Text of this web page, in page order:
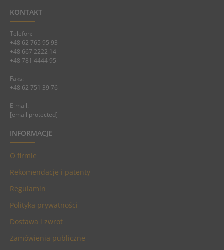
KONTAKT
Telefon:
+48 62 765 95 93
+48 667 2222 14
+48 781 4444 95
Faks:
+48 62 751 39 76
E-mail:
[email protected]
INFORMACJE
O firmie
Rekomendacje i patenty
Regulamin
Polityka prywatności
Dostawa i zwrot
Zamówienia publiczne